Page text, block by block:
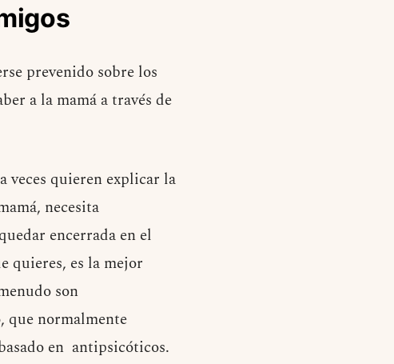
prevenido sobre los
a la mamá a través de
veces quieren explicar la
necesita
encerrada en el
quieres, es la mejor
son
que normalmente
en antipsicóticos.